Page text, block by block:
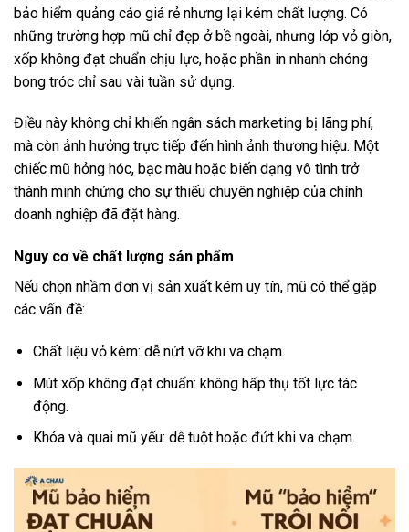
bảo hiểm quảng cáo giá rẻ nhưng lại kém chất lượng. Có
những trường hợp mũ chỉ đẹp ở bề ngoài, nhưng lớp vỏ giòn,
xốp không đạt chuẩn chịu lực, hoặc phần in nhanh chóng
bong tróc chỉ sau vài tuần sử dụng.
Điều này không chỉ khiến ngân sách marketing bị lãng phí,
mà còn ảnh hưởng trực tiếp đến hình ảnh thương hiệu. Một
chiếc mũ hỏng hóc, bạc màu hoặc biến dạng vô tình trở
thành minh chứng cho sự thiếu chuyên nghiệp của chính
doanh nghiệp đã đặt hàng.
Nguy cơ về chất lượng sản phẩm
Nếu chọn nhầm đơn vị sản xuất kém uy tín, mũ có thể gặp
các vấn đề:
Chất liệu vỏ kém: dễ nứt vỡ khi va chạm.
Mút xốp không đạt chuẩn: không hấp thụ tốt lực tác
động.
Khóa và quai mũ yếu: dễ tuột hoặc đứt khi va chạm.